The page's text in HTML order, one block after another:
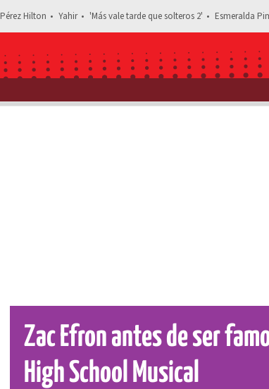
Pérez Hilton Yahir 'Más vale tarde que solteros 2' Esmeralda
Estás leyendo:
Zac Efron antes de ser
High School Musical